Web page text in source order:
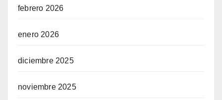
febrero 2026
enero 2026
diciembre 2025
noviembre 2025